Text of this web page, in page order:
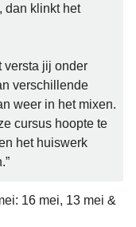
dan klinkt het
versta jij onder
verschillende
weer in het mixen.
cursus hoopte te
het huiswerk
16 mei, 13 mei &